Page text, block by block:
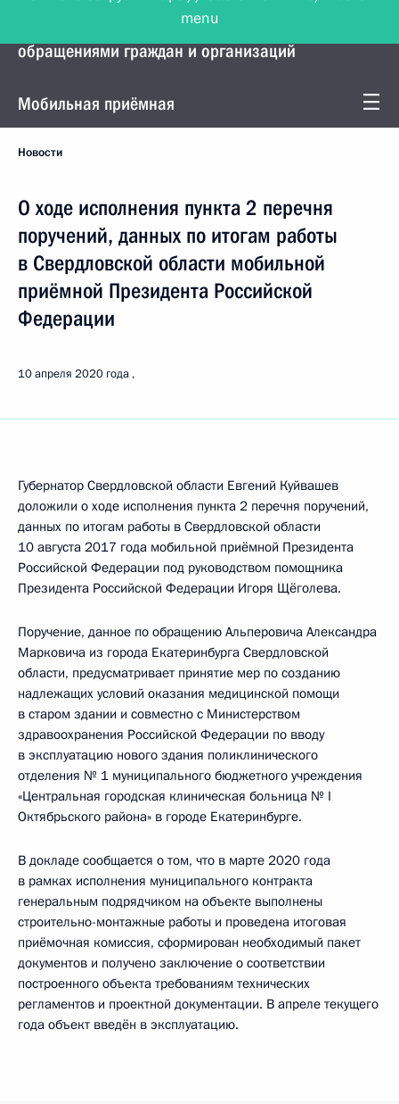
Управление Президента по работе с
обращениями граждан и организаций
Мобильная приёмная
Новости
О ходе исполнения пункта 2 перечня
поручений, данных по итогам работы
в Свердловской области мобильной
приёмной Президента Российской
Федерации
10 апреля 2020 года
Губернатор Свердловской области Евгений Куйвашев
доложили о ходе исполнения пункта 2 перечня поручений,
данных по итогам работы в Свердловской области
10 августа 2017 года мобильной приёмной Президента
Российской Федерации под руководством помощника
Президента Российской Федерации Игоря Щёголева.
Поручение, данное по обращению Альперовича Александра
Марковича из города Екатеринбурга Свердловской
области, предусматривает принятие мер по созданию
надлежащих условий оказания медицинской помощи
в старом здании и совместно с Министерством
здравоохранения Российской Федерации по вводу
в эксплуатацию нового здания поликлинического
отделения № 1 муниципального бюджетного учреждения
«Центральная городская клиническая больница № I
Октябрьского района» в городе Екатеринбурге.
В докладе сообщается о том, что в марте 2020 года
в рамках исполнения муниципального контракта
генеральным подрядчиком на объекте выполнены
строительно-монтажные работы и проведена итоговая
приёмочная комиссия, сформирован необходимый пакет
документов и получено заключение о соответствии
построенного объекта требованиям технических
регламентов и проектной документации. В апреле текущего
года объект введён в эксплуатацию.
menu